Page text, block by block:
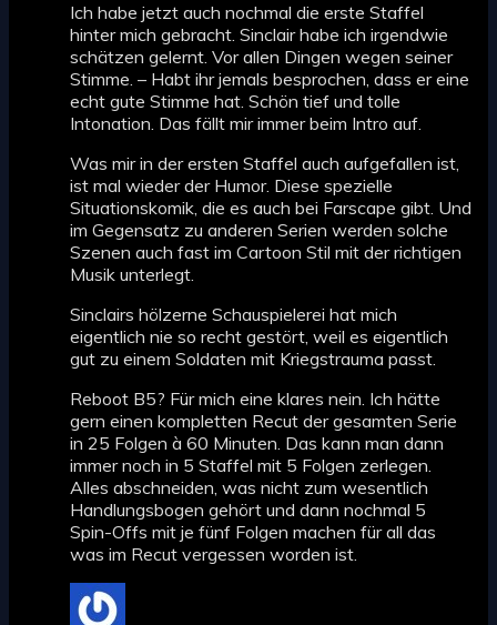
Ich habe jetzt auch nochmal die erste Staffel
hinter mich gebracht. Sinclair habe ich irgendwie
schätzen gelernt. Vor allen Dingen wegen seiner
Stimme. – Habt ihr jemals besprochen, dass er eine
echt gute Stimme hat. Schön tief und tolle
Intonation. Das fällt mir immer beim Intro auf.
Was mir in der ersten Staffel auch aufgefallen ist,
ist mal wieder der Humor. Diese spezielle
Situationskomik, die es auch bei Farscape gibt. Und
im Gegensatz zu anderen Serien werden solche
Szenen auch fast im Cartoon Stil mit der richtigen
Musik unterlegt.
Sinclairs hölzerne Schauspielerei hat mich
eigentlich nie so recht gestört, weil es eigentlich
gut zu einem Soldaten mit Kriegstrauma passt.
Reboot B5? Für mich eine klares nein. Ich hätte
gern einen kompletten Recut der gesamten Serie
in 25 Folgen à 60 Minuten. Das kann man dann
immer noch in 5 Staffel mit 5 Folgen zerlegen.
Alles abschneiden, was nicht zum wesentlich
Handlungsbogen gehört und dann nochmal 5
Spin-Offs mit je fünf Folgen machen für all das
was im Recut vergessen worden ist.